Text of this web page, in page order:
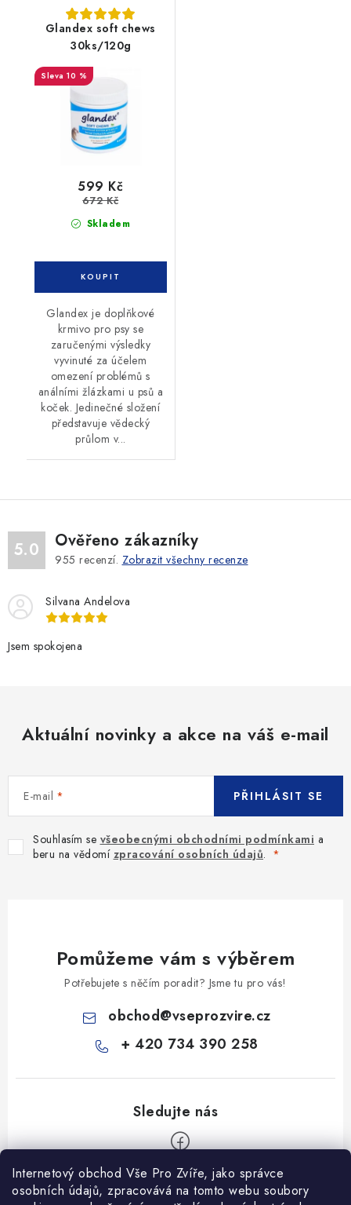
Internetový obchod Vše Pro Zvíře, jako správce
osobních údajů, zpracovává na tomto webu soubory
Glandex soft chews
30ks/120g
10 %
Skladem
599 Kč
672 Kč
Glandex je doplňkové
krmivo pro psy se
zaručenými výsledky
vyvinuté za účelem
omezení problémů s
análními žlázkami u psů a
koček. Jedinečné složení
představuje vědecký
průlom v...
5.0 Ověřeno zákazníky
955 recenzí. Zobrazit všechny recenze
Silvana Andelova
Jsem spokojena
Aktuální novinky a akce na váš e-mail
E-mail
Souhlasím se všeobecnými obchodními podmínkami a
beru na vědomí zpracování osobních údajů.
PŘIHLÁSIT SE
Pomůžeme vám s výběrem
Potřebujete s něčím poradit? Jsme tu pro vás!
obchod@vseprozvire.cz
+ 420 734 390 258